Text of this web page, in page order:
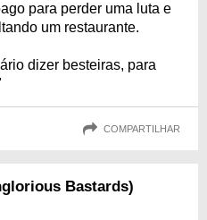
para perder uma luta e
um restaurante.
dizer besteiras, para
COMPARTILHAR
Bastards)